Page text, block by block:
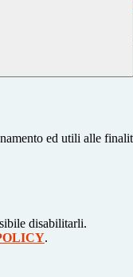
ed utili alle
disabilitarli.
.